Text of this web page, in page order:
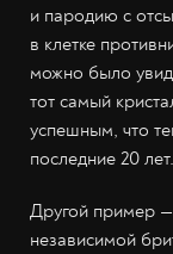
и пародию с
в клетке
можно было
тот самый
успешным, что
последние 20 лет.
Другой пример
независимой